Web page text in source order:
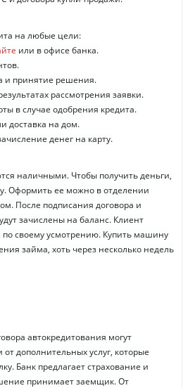
на любые цели:
или в офисе банка.
и принятие решения.
рассмотрения заявки.
в случае одобрения кредита.
доставка на дом.
денег на карту.
наличными. Чтобы получить деньги,
Оформить ее можно в отделении
После подписания договора и
зачислены на баланс. Клиент
по своему усмотрению. Купить машину
займа, хоть через несколько недель
автокредитования могут
дополнительных услуг, которые
Банк предлагает страхование и
принимает заемщик. От